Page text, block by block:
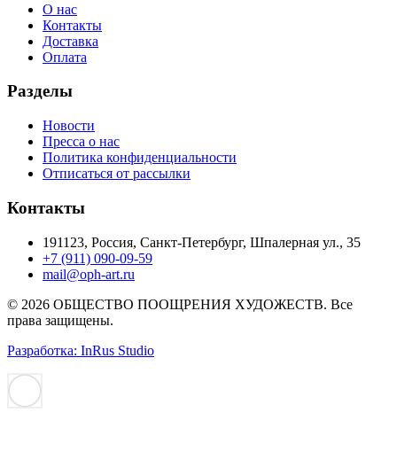
О нас
Контакты
Доставка
Оплата
Разделы
Новости
Пресса о нас
Политика конфиденциальности
Отписаться от рассылки
Контакты
191123, Россия, Санкт-Петербург, Шпалерная ул., 35
+7 (911) 090-09-59
mail@oph-art.ru
© 2026 ОБЩЕСТВО ПООЩРЕНИЯ ХУДОЖЕСТВ. Все
права защищены.
Разработка: InRus Studio